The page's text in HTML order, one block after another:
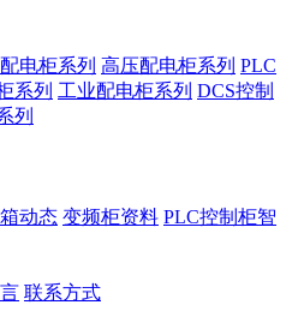
电柜系列 高压配电柜系列 PLC
系列 工业配电柜系列 DCS控制
列
动态 变频柜资料 PLC控制柜智
联系方式